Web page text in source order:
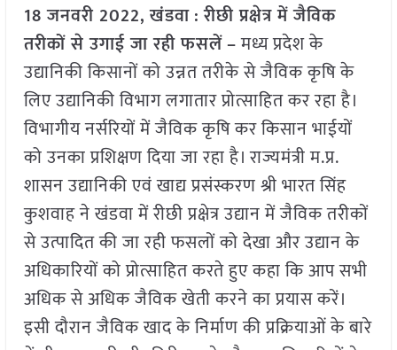
18 जनवरी 2022,खंडवा:रीछी प्रक्षेत्र में जैविक
तरीकों से उगाई जा रही फसलें–मध्य प्रदेश के
उद्यानिकी किसानों को उन्नत तरीके से जैविक कृषि के
लिए उद्यानिकी विभाग लगातार प्रोत्साहित कर रहा है।
विभागीय नर्सरियों में जैविक कृषि कर किसान भाईयों
को उनका प्रशिक्षण दिया जा रहा है। राज्यमंत्री म.प्र.
शासन उद्यानिकी एवं खाद्य प्रसंस्करण श्री भारत सिंह
कुशवाह ने खंडवा में रीछी प्रक्षेत्र उद्यान में जैविक तरीकों
से उत्पादित की जा रही फसलों को देखा और उद्यान के
अधिकारियों को प्रोत्साहित करते हुए कहा कि आप सभी
अधिक से अधिक जैविक खेती करने का प्रयास करें।
इसी दौरान जैविक खाद के निर्माण की प्रक्रियाओं के बारे